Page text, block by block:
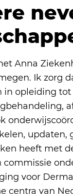
Anna
Ik zorg
in opleiding
updaten,
heeft met
commissie
voor
centra van